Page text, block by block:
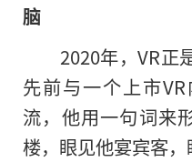
脑
2020年，VR正
先前与一个上市
流，他用一句词来
楼，眼见他宴宾客